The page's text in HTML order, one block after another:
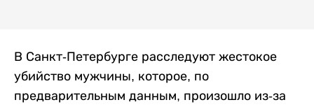
В Санкт-Петербурге расследуют жестокое
убийство мужчины, которое, по
предварительным данным, произошло из-за